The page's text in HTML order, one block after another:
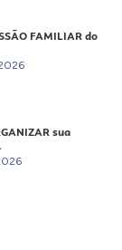
FAMILIAR do
sua